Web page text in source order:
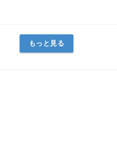
もっと見る